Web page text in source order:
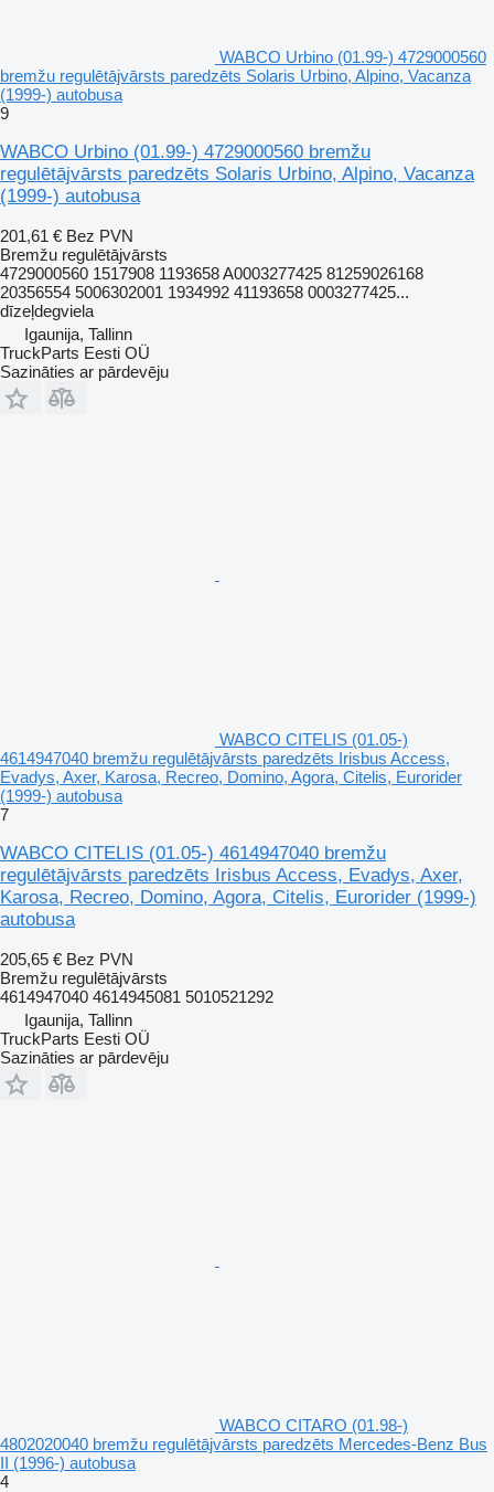
WABCO Urbino (01.99-) 4729000560
bremžu regulētājvārsts paredzēts Solaris Urbino, Alpino, Vacanza
(1999-) autobusa
9
WABCO Urbino (01.99-) 4729000560 bremžu
regulētājvārsts paredzēts Solaris Urbino, Alpino, Vacanza
(1999-) autobusa
201,61 € Bez PVN
Bremžu regulētājvārsts
4729000560 1517908 1193658 A0003277425 81259026168
20356554 5006302001 1934992 41193658 0003277425...
dīzeļdegviela
Igaunija, Tallinn
TruckParts Eesti OÜ
Sazināties ar pārdevēju
WABCO CITELIS (01.05-)
4614947040 bremžu regulētājvārsts paredzēts Irisbus Access,
Evadys, Axer, Karosa, Recreo, Domino, Agora, Citelis, Eurorider
(1999-) autobusa
7
WABCO CITELIS (01.05-) 4614947040 bremžu
regulētājvārsts paredzēts Irisbus Access, Evadys, Axer,
Karosa, Recreo, Domino, Agora, Citelis, Eurorider (1999-)
autobusa
205,65 € Bez PVN
Bremžu regulētājvārsts
4614947040 4614945081 5010521292
Igaunija, Tallinn
TruckParts Eesti OÜ
Sazināties ar pārdevēju
WABCO CITARO (01.98-)
4802020040 bremžu regulētājvārsts paredzēts Mercedes-Benz Bus
II (1996-) autobusa
4